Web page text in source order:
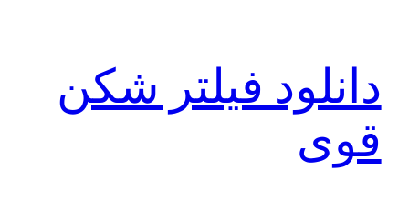
دانلود فیلتر شکن
قوی